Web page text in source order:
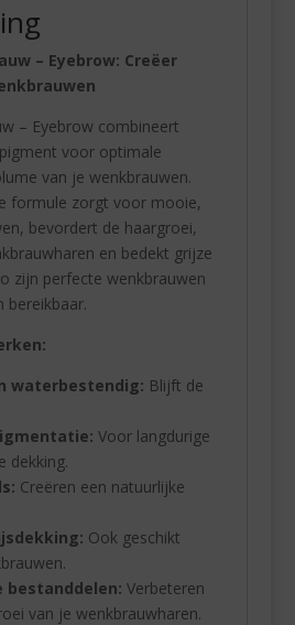
– Eyebrow: Creëer
– Eyebrow combineert
voor optimale
van je wenkbrauwen.
formule zorgt voor mooie,
bevordert de haargroei,
en bedekt grijze
zijn perfecte wenkbrauwen
bereikbaar.
waterbestendig: Blijft de
Voor langdurige
dekking.
Creëren een natuurlijke
Ook geschikt
bestanddelen: Verbeteren
van je wenkbrauwharen.